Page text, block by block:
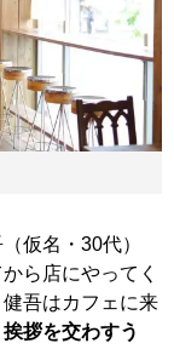
仮名・30代）
ら店にやってく
吾はカフェに来
挨拶を交わすう